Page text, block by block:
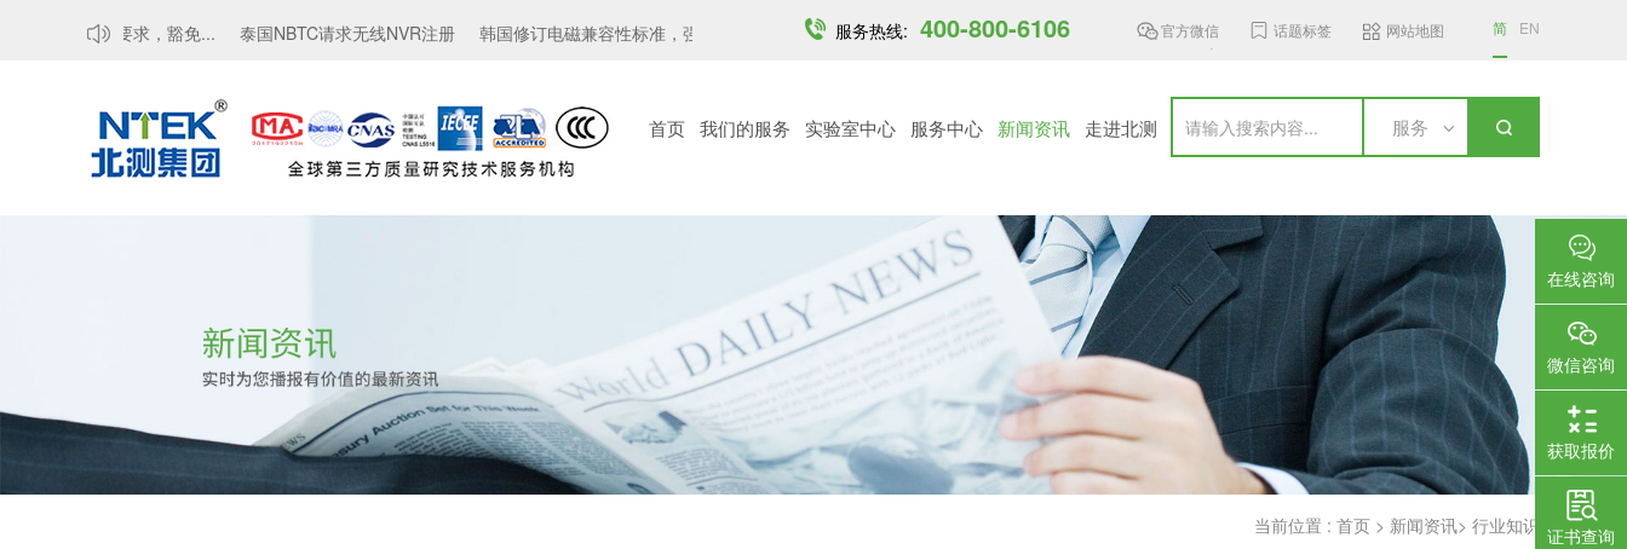
MTCTE认证要求，豁免... 泰国NBTC请求无线NVR注册 韩国修订电磁兼容性标准，强化关... 印度开放6GHz中低功率免许可频段... 越南MST发布6 GHz频段无线接入设... 加拿大更新无线通信设备标准，新
服务热线: 400-800-6106 官方微信 话题标签 网站地图 简 EN
服务
首页 我们的服务 实验室中心 服务中心 新闻资讯 走进北测
当前位置 : 首页 > 新闻资讯> 行业知识
在线咨询
微信咨询
获取报价
证书查询